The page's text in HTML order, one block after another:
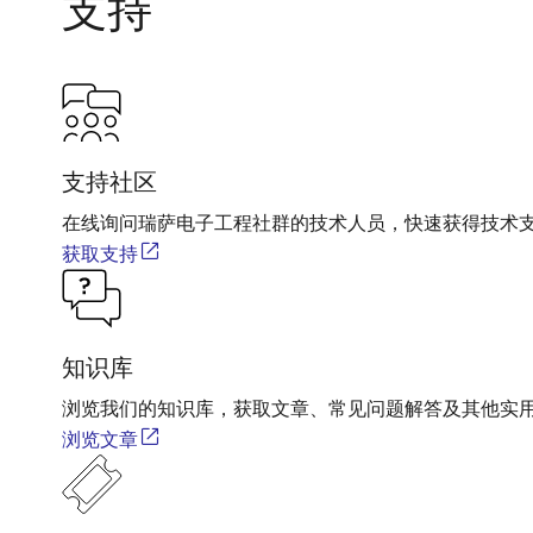
支持社区
在线询问瑞萨电子工程社群的技术人员，快速获得技术支
获取支持
知识库
浏览我们的知识库，获取文章、常见问题解答及其他实用
浏览文章